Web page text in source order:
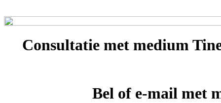
Consultatie met medium
Bel of e-mail met